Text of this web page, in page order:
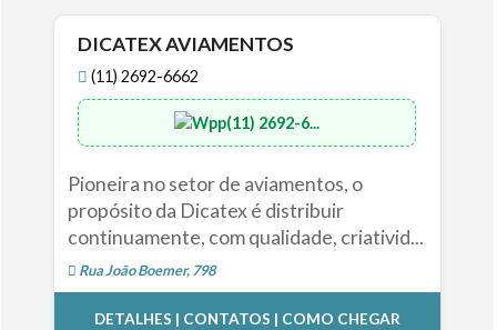
DICATEX AVIAMENTOS
(11) 2692-6662
(11) 2692-6...
Pioneira no setor de aviamentos, o
propósito da Dicatex é distribuir
continuamente, com qualidade, criativid...
Rua João Boemer, 798
DETALHES | CONTATOS | COMO CHEGAR